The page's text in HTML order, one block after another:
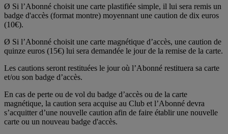
Ø Si l’Abonné choisit une carte plastifiée simple, il lui sera remis un
badge d'accès (format montre) moyennant une caution de dix euros
(10€).
Ø Si l’Abonné choisit une carte magnétique d’accès, une caution de
quinze euros (15€) lui sera demandée le jour de la remise de la carte.
Les cautions seront restituées le jour où l’Abonné restituera sa carte
et/ou son badge d’accès.
En cas de perte ou de vol du badge d’accès ou de la carte
magnétique, la caution sera acquise au Club et l’Abonné devra
s’acquitter d’une nouvelle caution afin de faire établir une nouvelle
carte ou un nouveau badge d'accès.